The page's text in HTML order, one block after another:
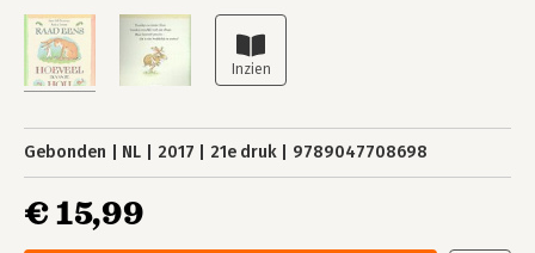
Gebonden NL 2017 21e druk 9789047708698
€ 15,99